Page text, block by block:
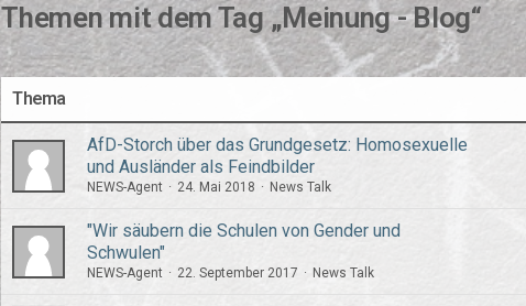
Themen mit dem Tag „Meinung - Blog“
Thema
AfD-Storch über das Grundgesetz: Homosexuelle
und Ausländer als Feindbilder
NEWS-Agent 24. Mai 2018 News Talk
"Wir säubern die Schulen von Gender und
Schwulen"
NEWS-Agent 22. September 2017 News Talk